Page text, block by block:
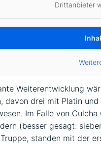
Drittanbieter
Weiterentwicklung
davon drei mit Platin
Im Falle von
(besser gesagt:
standen mit der